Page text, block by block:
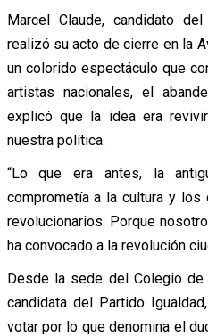
Marcel Claude, candidato
realizó su acto de cierre en la
un colorido espectáculo que
artistas nacionales, el
explicó que la idea era
nuestra política.
“Lo que era antes, la
comprometía a la cultura y
revolucionarios. Porque
ha convocado a la revolución
Desde la sede del Colegio
candidata del Partido
votar por lo que denomina el